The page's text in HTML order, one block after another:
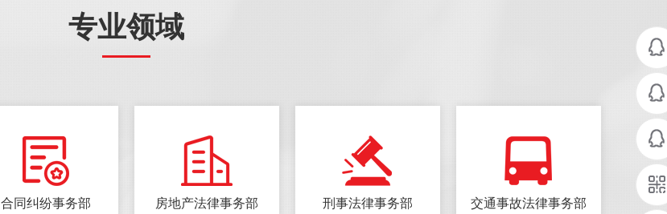
专业领域
合同纠纷事务部 房地产法律事务部 刑事法律事务部 交通事故法律事务部